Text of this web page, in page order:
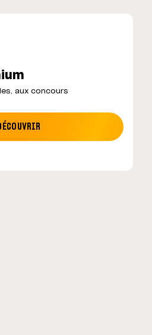
cinq constructeurs signent un
aux concours